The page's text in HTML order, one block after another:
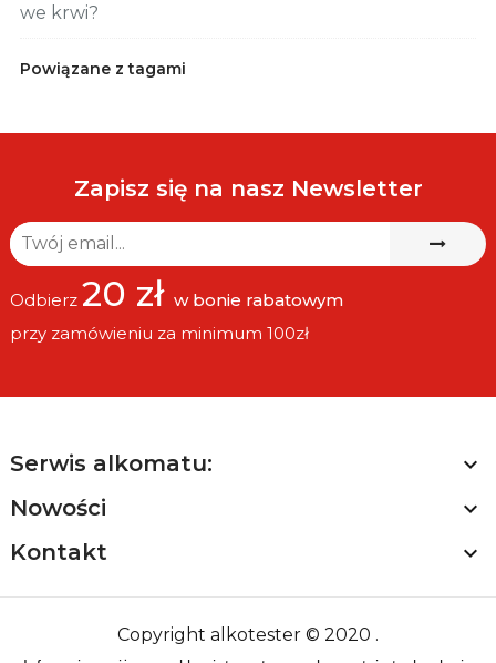
we krwi?
Powiązane z tagami
Zapisz się na nasz Newsletter
Odbierz 20 zł w bonie rabatowym
przy zamówieniu za minimum 100zł
Serwis alkomatu:

Nowości

Kontakt

Copyright alkotester © 2020 .